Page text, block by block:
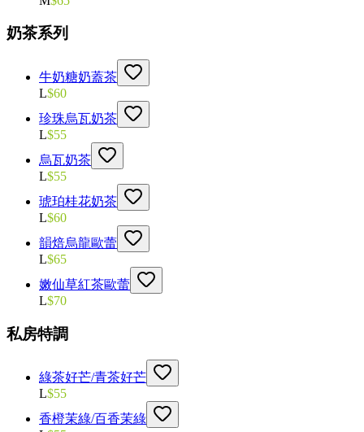
奶茶系列
牛奶糖奶蓋茶
L$60
珍珠烏瓦奶茶
L$55
烏瓦奶茶
L$55
琥珀桂花奶茶
L$60
韻焙烏龍歐蕾
L$65
嫩仙草紅茶歐蕾
L$70
私房特調
綠茶好芒/青茶好芒
L$55
香橙茉綠/百香茉綠